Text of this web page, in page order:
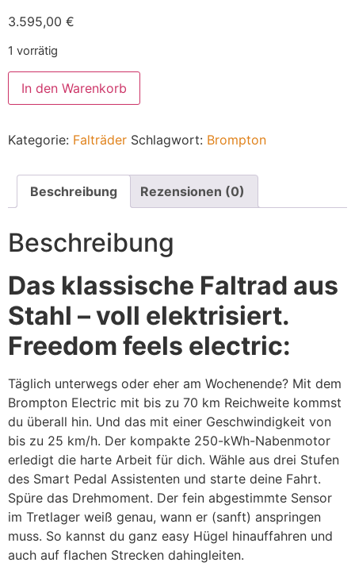
3.595,00 €
1 vorrätig
In den Warenkorb
Kategorie: Falträder Schlagwort: Brompton
Beschreibung Rezensionen (0)
Beschreibung
Das klassische Faltrad aus
Stahl – voll elektrisiert.
Freedom feels electric:
Täglich unterwegs oder eher am Wochenende? Mit dem
Brompton Electric mit bis zu 70 km Reichweite kommst
du überall hin. Und das mit einer Geschwindigkeit von
bis zu 25 km/h. Der kompakte 250-kWh-Nabenmotor
erledigt die harte Arbeit für dich. Wähle aus drei Stufen
des Smart Pedal Assistenten und starte deine Fahrt.
Spüre das Drehmoment. Der fein abgestimmte Sensor
im Tretlager weiß genau, wann er (sanft) anspringen
muss. So kannst du ganz easy Hügel hinauffahren und
auch auf flachen Strecken dahingleiten.